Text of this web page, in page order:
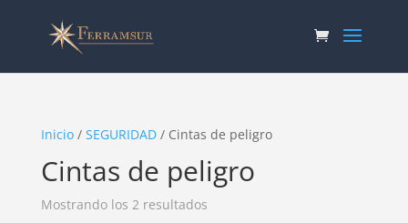
Inicio/ SEGURIDAD/ Cintas de peligro
Cintas de peligro
Mostrando los 2 resultados